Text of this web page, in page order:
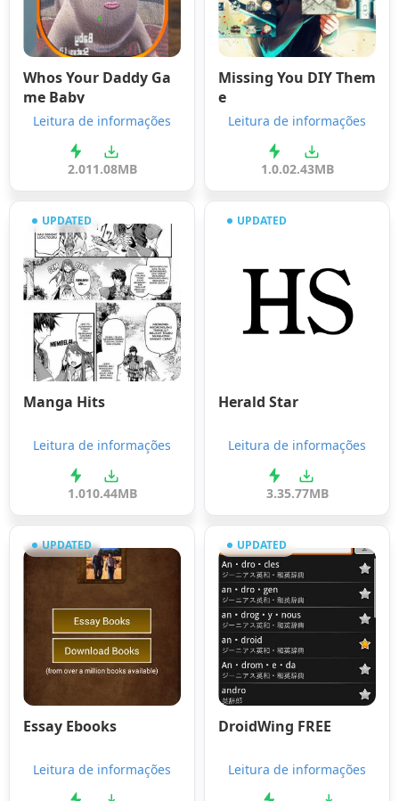
Whos Your Daddy Ga
me Baby
Leitura de informações
2.011.08MB
Missing You DIY Them
e
Leitura de informações
1.0.02.43MB
UPDATED
Manga Hits
Leitura de informações
1.010.44MB
UPDATED
Herald Star
Leitura de informações
3.35.77MB
UPDATED
Essay Ebooks
Leitura de informações
UPDATED
DroidWing FREE
Leitura de informações